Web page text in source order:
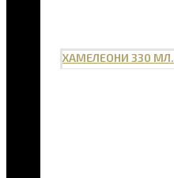
ХАМЕЛЕОНИ 330 МЛ.